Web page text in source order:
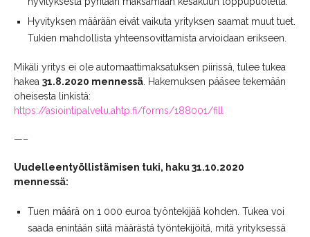
Hyvityksen määrään eivät vaikuta yrityksen saamat muut tuet.
Tukien mahdollista yhteensovittamista arvioidaan erikseen.
Mikäli yritys ei ole automaattimaksatuksen piirissä, tulee tukea
hakea 31.8.2020 mennessä . Hakemuksen pääsee tekemään
oheisesta linkistä:
https://asiointipalvelu.ahtp.fi/forms/188001/fill
—–
Uudelleentyöllistämisen tuki, haku 31.10.2020
mennessä:
Tuen määrä on 1 000 euroa työntekijää kohden. Tukea voi
saada enintään siitä määrästä työntekijöitä, mitä yrityksessä